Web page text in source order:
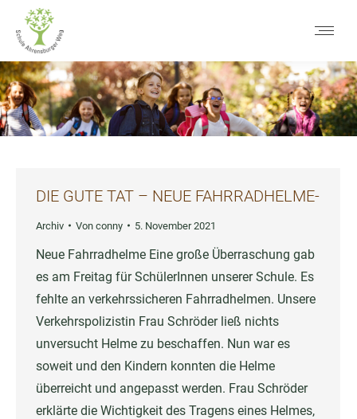
DIE GUTE TAT – NEUE FAHRRADHELME-
Archiv Von conny 5. November 2021
Neue Fahrradhelme Eine große Überraschung gab
es am Freitag für SchülerInnen unserer Schule. Es
fehlte an verkehrssicheren Fahrradhelmen. Unsere
Verkehrspolizistin Frau Schröder ließ nichts
unversucht Helme zu beschaffen. Nun war es
soweit und den Kindern konnten die Helme
überreicht und angepasst werden. Frau Schröder
erklärte die Wichtigkeit des Tragens eines Helmes,